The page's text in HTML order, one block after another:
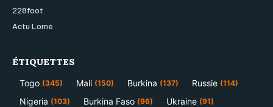
228foot
Actu Lomé
ÉTIQUETTES
Togo (345) Mali (150) Burkina (137) Russie (114)
Nigeria (103) Burkina Faso (96) Ukraine (91)